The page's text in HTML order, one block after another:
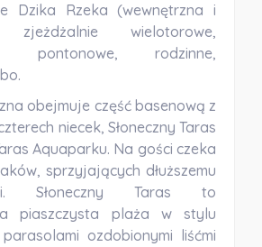
Dzika Rzeka(wewnętrzna i
zjeżdżalnie wielotorowe,
pontonowe, rodzinne,
obejmuje część basenową z
niecek, Słoneczny Taras
Aquaparku. Na gości czeka
, sprzyjających dłuższemu
Słoneczny Taras to
piaszczysta plaża w stylu
ozdobionymi liśćmi